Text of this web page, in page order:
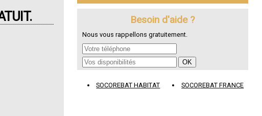
Besoin d'aide ?
Nous vous rappellons gratuitement.
SOCOREBAT HABITAT SOCOREBAT FRANCE